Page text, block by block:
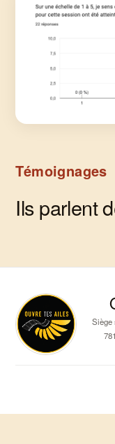
Témoignages
Ils parlent
Siège